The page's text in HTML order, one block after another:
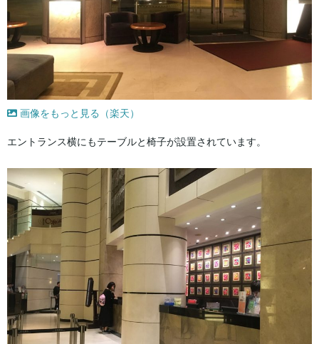
画像をもっと見る（楽天）
エントランス横にもテーブルと椅子が設置されています。